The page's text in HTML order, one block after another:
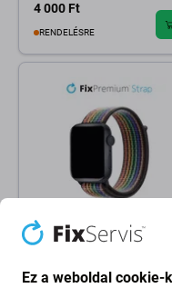
4 000 Ft
RENDELÉSRE
Apple Watch (38, 40 és
Ez a weboldal cookie-